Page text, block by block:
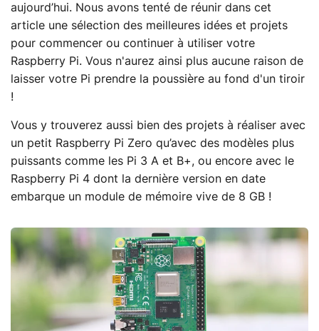
aujourd’hui. Nous avons tenté de réunir dans cet
article une sélection des meilleures idées et projets
pour commencer ou continuer à utiliser votre
Raspberry Pi. Vous n'aurez ainsi plus aucune raison de
laisser votre Pi prendre la poussière au fond d'un tiroir
!
Vous y trouverez aussi bien des projets à réaliser avec
un petit Raspberry Pi Zero qu’avec des modèles plus
puissants comme les Pi 3 A et B+, ou encore avec le
Raspberry Pi 4 dont la dernière version en date
embarque un module de mémoire vive de 8 GB !